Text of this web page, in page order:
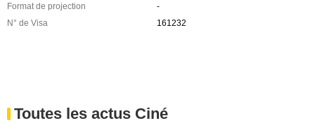
Format de projection
-
N° de Visa
161232
Toutes les actus Ciné